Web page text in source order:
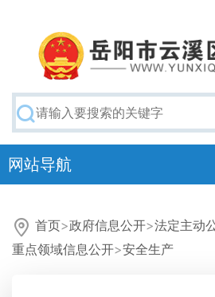
网站导航
首页>政府信息公开>法定主动
重点领域信息公开>安全生产